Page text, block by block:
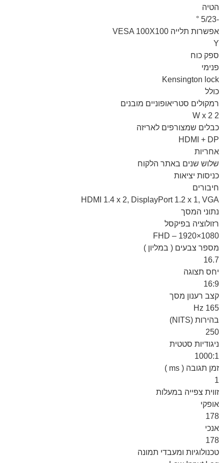
הטיה
-5/23 °
אפשרות תלייה VESA 100X100
Y
ספק כוח
פנימי
Kensington lock
כולל
רמקולים סטריאופוניים מובנים
2 W x 2
כבלים שמצורפים לאריזה
HDMI + DP
אחריות
שלוש שנים באתר הלקוח
כניסות יציאות
חיבורים
HDMI 1.4 x 2, DisplayPort 1.2 x 1, VGA
נתוני המסך
רזולוציה בפיקסל
FHD – 1920×1080
מספר צבעים ( במליון )
16.7
יחס תצוגה
16:9
קצב רענון מסך
165 Hz
בהירות (NITS)
250
ניגודיות סטטית
1000:1
זמן תגובה ( ms )
1
זווית צפייה במעלות
אופקי
178
אנכי
178
טכנולוגיות ומעבדי תמונה